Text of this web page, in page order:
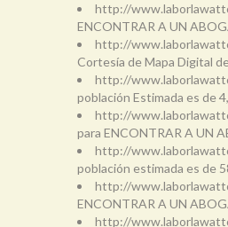
http://
ENCONTRAR A UN
http://
Cortesía de Mapa Digital
http://
población Estimada es de
http://
para ENCONTRAR A UN
http://
población estimada es de
http://
ENCONTRAR A UN
http://